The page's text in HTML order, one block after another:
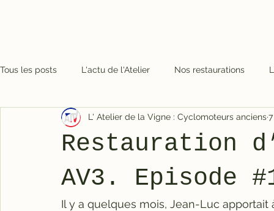
Tous les posts L'actu de l'Atelier Nos restaurations
Restauration
AV3. Episode
L' Atelier de la Vigne : Cyclomoteurs anciens
Il y a quelques mois, Jean-Luc apportait